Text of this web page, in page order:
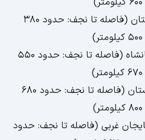
چذابه: در استان خوزستان (فاصله تا نجف: حدود 380
خسروی: در استان کرمانشاه (فاصله تا نجف: حدود 550
باشماق: در استان کردستان (فاصله تا نجف: حدود 680
غربی (فاصله تا نجف: حدود